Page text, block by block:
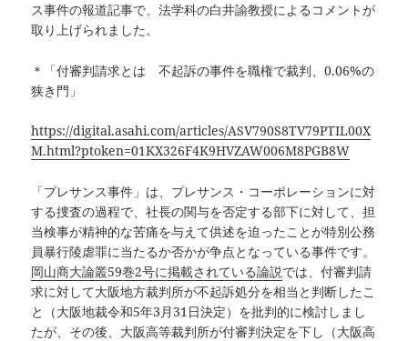
ス事件の報道記事で、法学科の白井諭教授によるコメントが
取り上げられました。
＊「付審判請求とは 不起訴の事件を職権で裁判、0.06%の
狭き門」
https://digital.asahi.com/articles/ASV790S8TV79PTIL00X
M.html?ptoken=01KX326F4K9HVZAW006M8PGB8W
「プレサンス事件」は、プレサンス・コーポレーションに対
する捜査の過程で、社長の関与を否定する部下に対して、担
当検事が精神的な苦痛を与えて供述を迫ったことが特別公務
員暴行陵虐罪に当たるか否かが争点となっている事件です。
岡山商大論叢59巻2号に掲載されている論説では、付審判請
求に対して大阪地方裁判所が不起訴処分を相当と判断したこ
と（大阪地裁令和5年3月31日決定）を批判的に検討しまし
たが、その後、大阪高等裁判所が付審判決定を下し（大阪高